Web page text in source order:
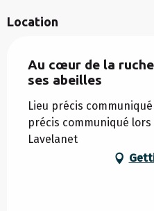
Location
Au cœur de la
ses abeilles
Lieu précis
précis communiqué
Lavelanet